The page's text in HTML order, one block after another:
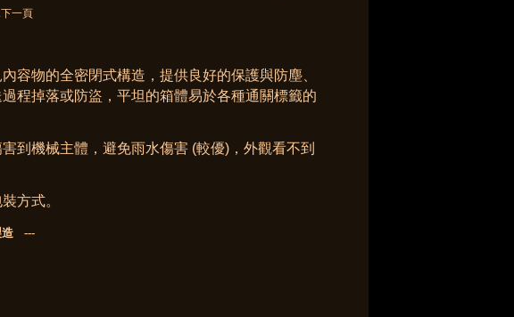
下一頁
容物的全密閉式構造，提供良好的保護與防塵、
程掉落或防盜，平坦的箱體易於各種通關標籤的
到機械主體， 避免雨水傷害 (較優)， 外觀看不到
方式。
造 ---